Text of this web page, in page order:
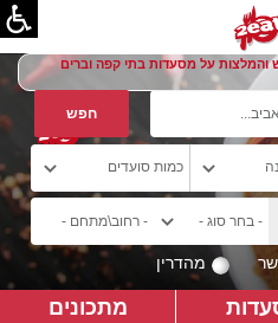
על מסעדות בתי קפה וברים
מהדרין
מתכונים